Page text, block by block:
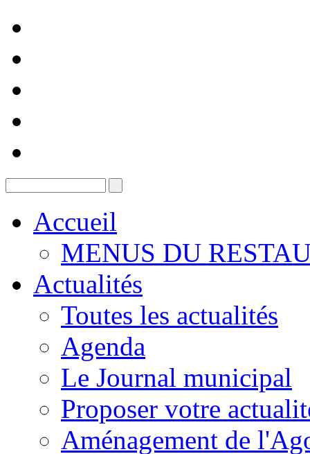
Accueil
MENUS DU
Actualités
Toutes les actualités
Agenda
Le Journal municipal
Proposer votre
Aménagement de